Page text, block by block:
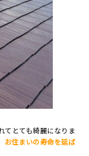
てとても綺麗になりま
お住まいの寿命を延ば